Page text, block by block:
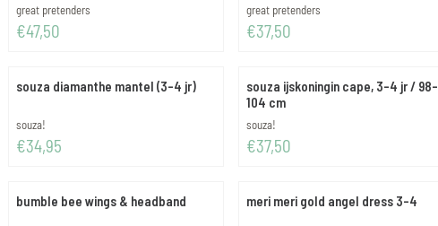
Merk:
great pretenders
Prijs: 47,50
€47,50
Merk:
great pretenders
Prijs: 37,50
€37,50
souza diamanthe mantel (3-4 jr)
Merk:
souza!
Prijs: 34,95
€34,95
souza ijskoningin cape, 3-4 jr / 98-
104 cm
Merk:
souza!
Prijs: 37,50
€37,50
bumble bee wings & headband meri meri gold angel dress 3-4